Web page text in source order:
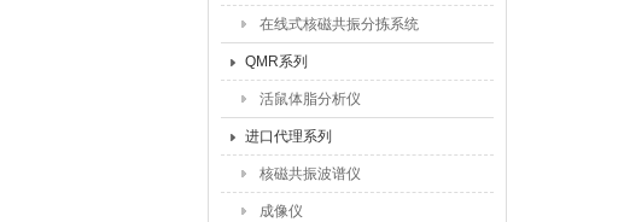
在线式核磁共振分拣系统
QMR系列
活鼠体脂分析仪
进口代理系列
核磁共振波谱仪
成像仪